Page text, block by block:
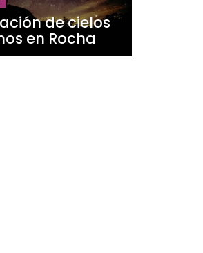
de cielos
en Rocha